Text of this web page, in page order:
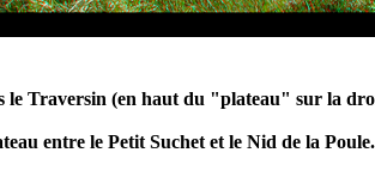
le Traversin (en haut du "plateau" sur la
entre le Petit Suchet et le Nid de la